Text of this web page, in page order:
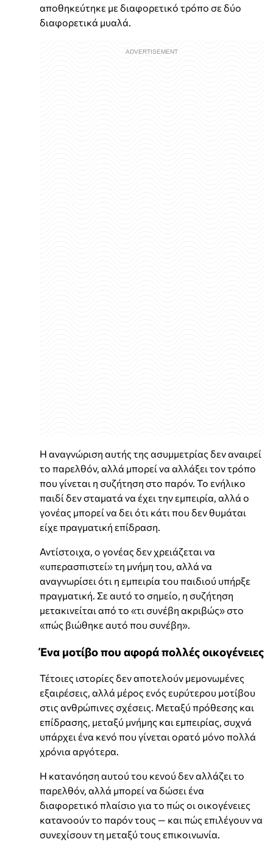
αποθηκεύτηκε με διαφορετικό τρόπο σε δύο
διαφορετικά μυαλά.
Η αναγνώριση αυτής της ασυμμετρίας δεν αναιρεί
το παρελθόν, αλλά μπορεί να αλλάξει τον τρόπο
που γίνεται η συζήτηση στο παρόν. Το ενήλικο
παιδί δεν σταματά να έχει την εμπειρία, αλλά ο
γονέας μπορεί να δει ότι κάτι που δεν θυμάται
είχε πραγματική επίδραση.
Αντίστοιχα, ο γονέας δεν χρειάζεται να
«υπερασπιστεί» τη μνήμη του, αλλά να
αναγνωρίσει ότι η εμπειρία του παιδιού υπήρξε
πραγματική. Σε αυτό το σημείο, η συζήτηση
μετακινείται από το «τι συνέβη ακριβώς» στο
«πώς βιώθηκε αυτό που συνέβη».
Ένα μοτίβο που αφορά πολλές οικογένειες
Τέτοιες ιστορίες δεν αποτελούν μεμονωμένες
εξαιρέσεις, αλλά μέρος ενός ευρύτερου μοτίβου
στις ανθρώπινες σχέσεις. Μεταξύ πρόθεσης και
επίδρασης, μεταξύ μνήμης και εμπειρίας, συχνά
υπάρχει ένα κενό που γίνεται ορατό μόνο πολλά
χρόνια αργότερα.
Η κατανόηση αυτού του κενού δεν αλλάζει το
παρελθόν, αλλά μπορεί να δώσει ένα
διαφορετικό πλαίσιο για το πώς οι οικογένειες
κατανοούν το παρόν τους — και πώς επιλέγουν να
συνεχίσουν τη μεταξύ τους επικοινωνία.